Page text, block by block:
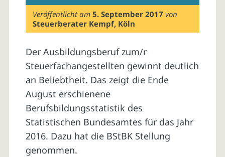
Veröffentlicht am5. September 2017 von
Steuerberater Kempf, Köln
Der Ausbildungsberuf zum/r
Steuerfachangestellten gewinnt deutlich
an Beliebtheit. Das zeigt die Ende
August erschienene
Berufsbildungsstatistik des
Statistischen Bundesamtes für das Jahr
2016. Dazu hat die BStBK Stellung
genommen.